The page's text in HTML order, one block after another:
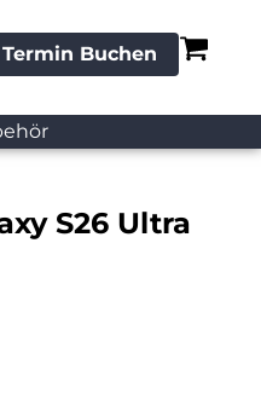
Termin Buchen
S26 Ultra